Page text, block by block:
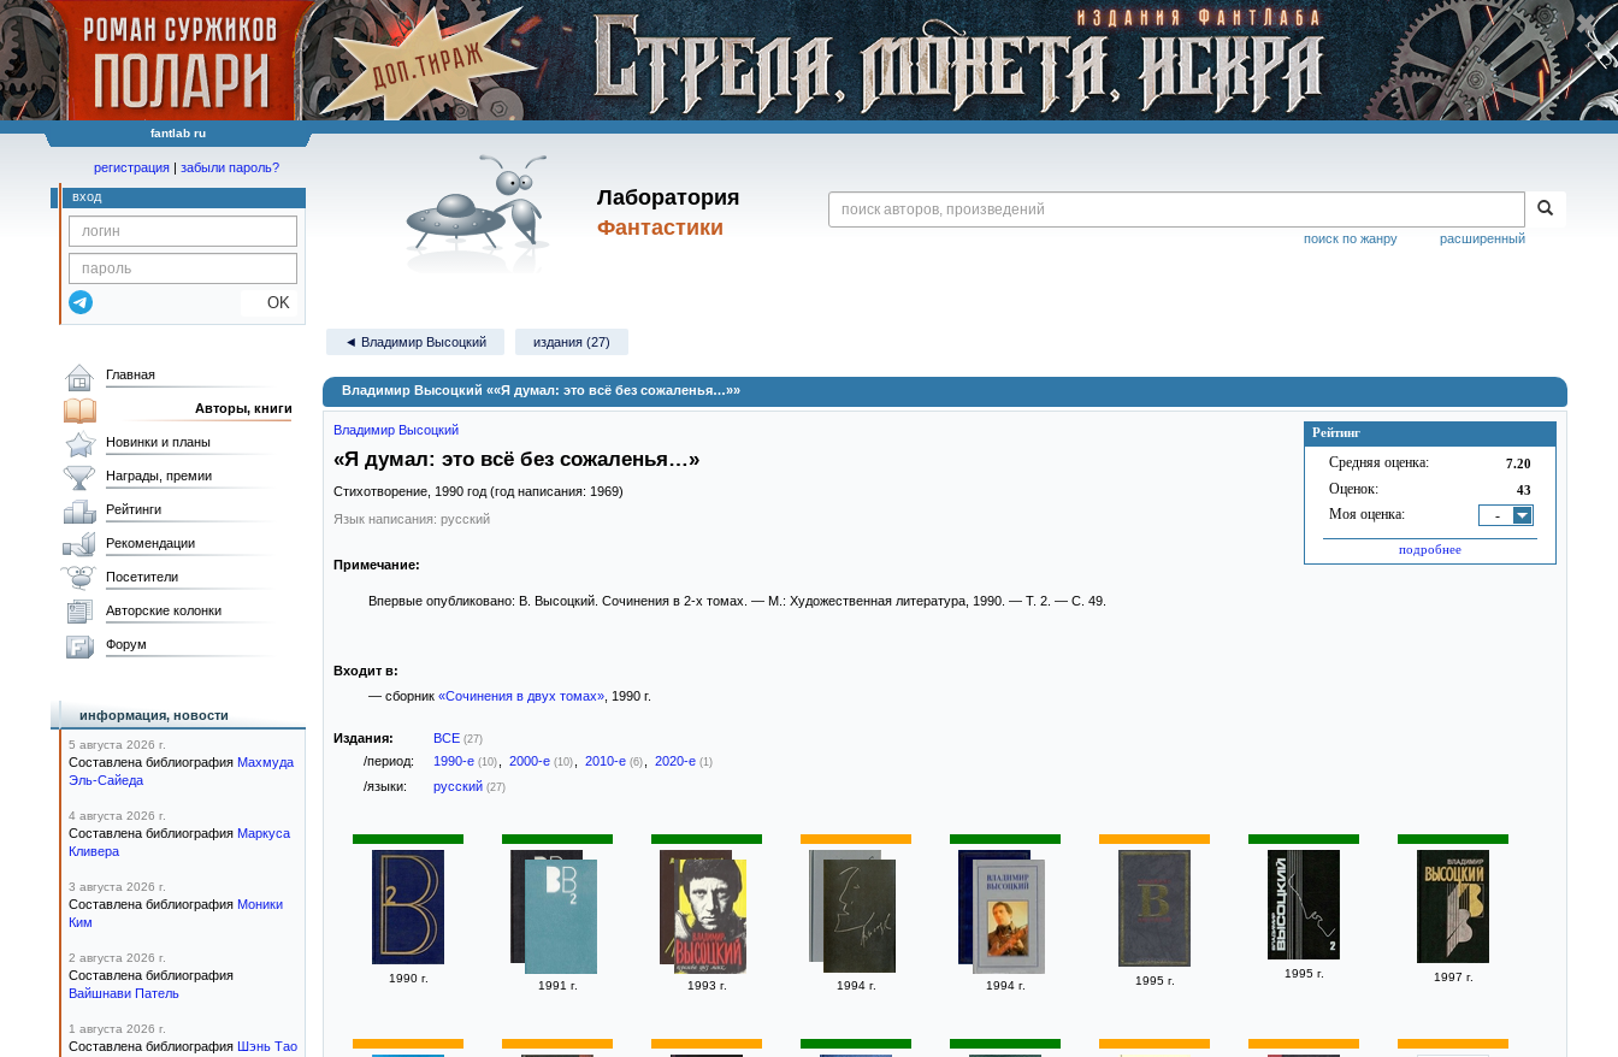
fantlab ru
Лаборатория
Фантастики
расширенный
поиск по жанру
регистрация | забыли пароль?
вход
OK
◄ Владимир Высоцкий издания (27)
Владимир Высоцкий ««Я думал: это всё без сожаленья…»»
Рейтинг
Средняя оценка: 7.20
Оценок: 43
Моя оценка: -
подробнее
Владимир Высоцкий
«Я думал: это всё без сожаленья…»
Стихотворение, 1990 год (год написания: 1969)
Язык написания: русский
Примечание:
Впервые опубликовано: В. Высоцкий. Сочинения в 2-х томах. — М.: Художественная литература, 1990. — Т. 2. — С. 49.
Входит в:
— сборник «Сочинения в двух томах», 1990 г.
Издания: ВСЕ (27)
/период: 1990-е (10) 2000-е (10) 2010-е (6) 2020-е (1)
/языки: русский (27)
1990 г.
1991 г. 1993 г. 1994 г. 1994 г. 1995 г.
1995 г. 1997 г.
Главная
Авторы, книги
Новинки и планы
Награды, премии
Рейтинги
Рекомендации
Посетители
Авторские колонки
Форум
информация, новости
5 августа 2026 г.
Составлена библиография Махмуда
Эль-Сайеда
4 августа 2026 г.
Составлена библиография Маркуса
Кливера
3 августа 2026 г.
Составлена библиография Моники
Ким
2 августа 2026 г.
Составлена библиография
Вайшнави Патель
1 августа 2026 г.
Составлена библиография Шэнь Тао